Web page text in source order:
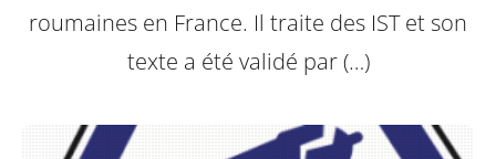
roumaines en France. Il traite des IST et son
texte a été validé par (…)